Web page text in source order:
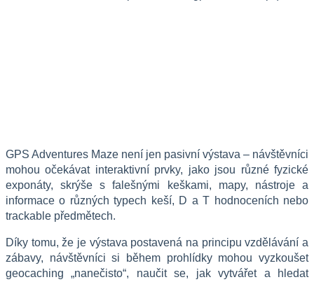
GPS Adventures Maze není jen pasivní výstava – návštěvníci
mohou očekávat interaktivní prvky, jako jsou různé fyzické
exponáty, skrýše s falešnými keškami, mapy, nástroje a
informace o různých typech keší, D a T hodnoceních nebo
trackable předmětech.
Díky tomu, že je výstava postavená na principu vzdělávání a
zábavy, návštěvníci si během prohlídky mohou vyzkoušet
geocaching „nanečisto“, naučit se, jak vytvářet a hledat